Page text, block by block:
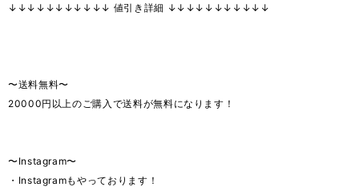
↓↓↓↓↓↓↓↓↓↓↓ 値引き詳細 ↓↓↓↓↓↓↓↓↓↓↓
〜送料無料〜
20000円以上のご購入で送料が無料になります！
〜Instagram〜
・Instagramもやっております！